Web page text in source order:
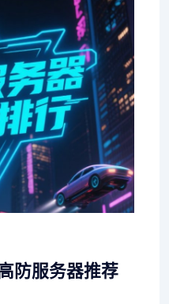
防服务器推荐